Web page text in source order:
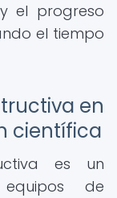
el progreso
el tiempo
en
científica
es un
de